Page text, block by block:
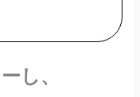
し、